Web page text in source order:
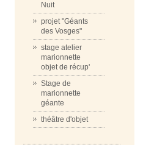
Nuit
projet "Géants
des Vosges"
stage atelier
marionnette
objet de récup'
Stage de
marionnette
géante
théâtre d'objet